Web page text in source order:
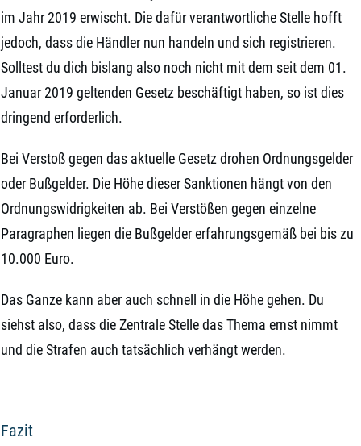
im Jahr 2019 erwischt. Die dafür verantwortliche Stelle hofft
jedoch, dass die Händler nun handeln und sich registrieren.
Solltest du dich bislang also noch nicht mit dem seit dem 01.
Januar 2019 geltenden Gesetz beschäftigt haben, so ist dies
dringend erforderlich.
Bei Verstoß gegen das aktuelle Gesetz drohen Ordnungsgelder
oder Bußgelder. Die Höhe dieser Sanktionen hängt von den
Ordnungswidrigkeiten ab. Bei Verstößen gegen einzelne
Paragraphen liegen die Bußgelder erfahrungsgemäß bei bis zu
10.000 Euro.
Das Ganze kann aber auch schnell in die Höhe gehen. Du
siehst also, dass die Zentrale Stelle das Thema ernst nimmt
und die Strafen auch tatsächlich verhängt werden.
Fazit